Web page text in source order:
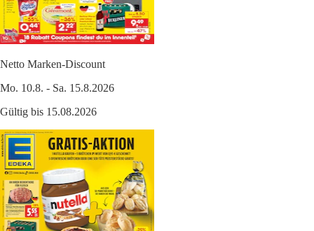
Netto Marken-Discount
Mo. 10.8. - Sa. 15.8.2026
Gültig bis 15.08.2026